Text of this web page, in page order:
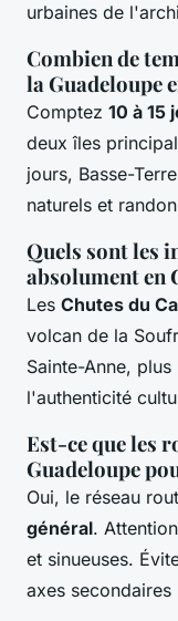
urbaines de
Combien de
la Guadeloupe
Comptez 10 à 15
deux îles
jours, Basse-
naturels et
Quels sont les
absolument en
Les Chutes du
volcan de la
Sainte-Anne,
l'authenticité
Est-ce que les
Guadeloupe
Oui, le réseau
général.
et sinueuses.
axes